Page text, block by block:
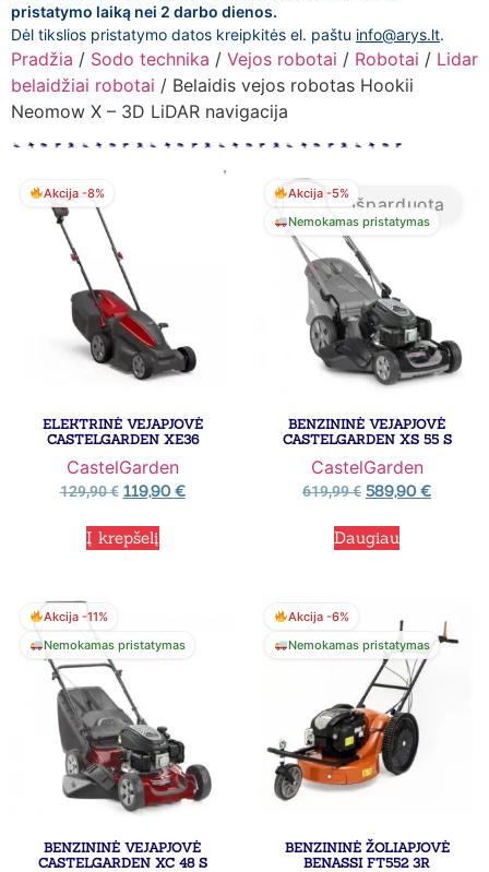
pristatymo laiką nei 2 darbo dienos.
Dėl tikslios pristatymo datos kreipkitės el. paštu info@arys.lt.
Pradžia / Sodo technika / Vejos robotai / Robotai / Lidar
belaidžiai robotai / Belaidis vejos robotas Hookii
Neomow X – 3D LiDAR navigacija
Akcija -8%
ELEKTRINĖ VEJAPJOVĖ
CASTELGARDEN XE36
CastelGarden
129,90€ 119,90€
Į krepšelį
Akcija -5%
Nemokamas pristatymas
Išparduota
BENZININĖ VEJAPJOVĖ
CASTELGARDEN XS 55 S
CastelGarden
619,99€ 589,90€
Daugiau
Akcija -11%
Nemokamas pristatymas
BENZININĖ VEJAPJOVĖ
CASTELGARDEN XC 48 S
Akcija -6%
Nemokamas pristatymas
BENZININĖ ŽOLIAPJOVĖ
BENASSI FT552 3R